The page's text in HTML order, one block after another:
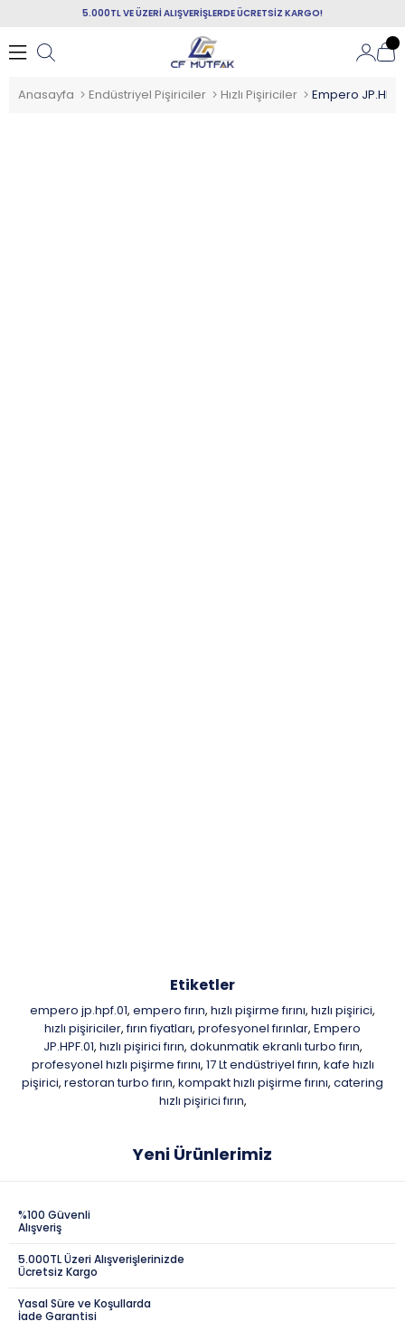
5.000TL VE ÜZERİ ALIŞVERİŞLERDE ÜCRETSİZ KARGO!
Anasayfa Endüstriyel Pişiriciler Hızlı Pişiriciler
Etiketler
empero jp.hpf.01, empero fırın, hızlı pişirme fırını, hızlı pişirici,
hızlı pişiriciler, fırın fiyatları, profesyonel fırınlar, Empero
JP.HPF.01, hızlı pişirici fırın, dokunmatik ekranlı turbo fırın,
profesyonel hızlı pişirme fırını, 17 Lt endüstriyel fırın, kafe hızlı
pişirici, restoran turbo fırın, kompakt hızlı pişirme fırını, catering
hızlı pişirici fırın,
Yeni Ürünlerimiz
%100 Güvenli
Alışveriş
5.000TL Üzeri Alışverişlerinizde
Ücretsiz Kargo
Yasal Süre ve Koşullarda
İade Garantisi